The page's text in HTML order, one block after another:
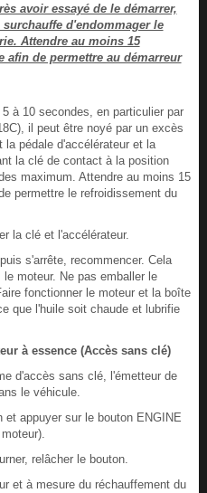
avoir essayé de le démarrer,
d'endommager le
Attendre au moins 15
afin de permettre au démarreur
à 10 secondes, en particulier par
il peut être noyé par un excès
pédale d'accélérateur et la
la clé de contact à la position
maximum. Attendre au moins 15
permettre le refroidissement du
la clé et l'accélérateur.
s'arrête, recommencer. Cela
moteur. Ne pas emballer le
fonctionner le moteur et la boîte
que l'huile soit chaude et lubrifie
à essence (Accès sans clé)
d'accès sans clé, l'émetteur de
le véhicule.
et appuyer sur le bouton ENGINE
relâcher le bouton.
et à mesure du réchauffement du